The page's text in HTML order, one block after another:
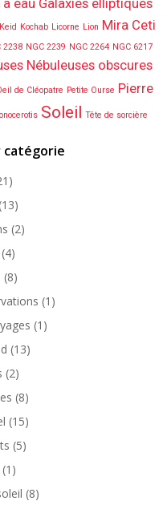
à eau Galaxies elliptiques
Keid Kochab Licorne Lion Mira Ceti
2238 NGC 2239 NGC 2264 NGC 6217
Nébuleuses obscures
de Cléopatre Petite Ourse Pierre
Soleil Tête de sorcière
catégorie
(13)
(2)
(4)
(8)
(1)
(1)
(13)
(2)
(8)
(15)
(5)
(1)
(8)